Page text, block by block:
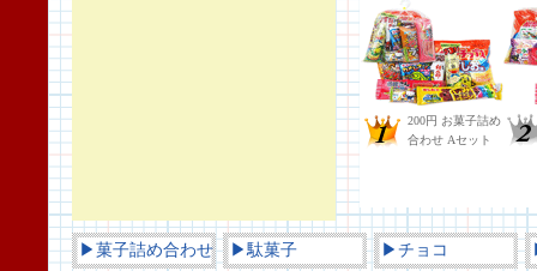
▶菓子詰め合わせ ▶駄菓子 ▶チョコ